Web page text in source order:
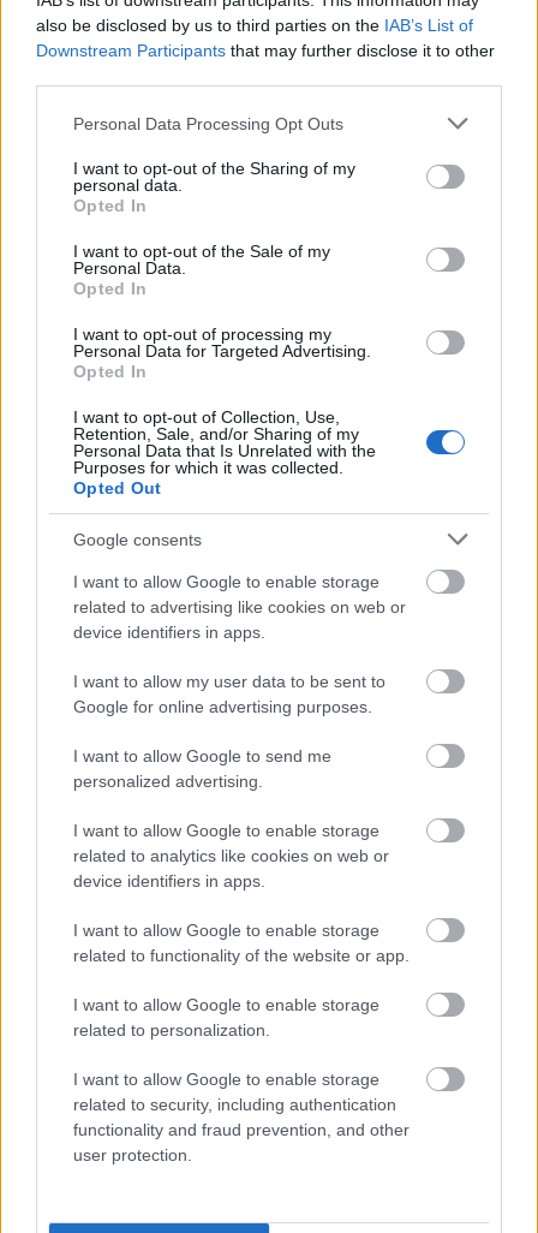
also be disclosed by us to third parties on the IAB’s List of
Downstream Participants that may further disclose it to other
Please note that this website/app uses one or more Google
not limited to your visit or usage behaviour. You may click to
grant or deny consent to Google and its third-party tags to
use your data for below specified purposes in below Google
consent section.
Personal Data Processing Opt Outs
I want to opt-out of the Sharing of my
personal data.
Opted In
I want to opt-out of the Sale of my
Personal Data.
Opted In
I want to opt-out of processing my
Personal Data for Targeted Advertising.
Opted In
I want to opt-out of Collection, Use,
Retention, Sale, and/or Sharing of my
Personal Data that Is Unrelated with the
Purposes for which it was collected.
Opted Out
Google consents
I want to allow Google to enable storage
related to advertising like cookies on web or
device identifiers in apps.
I want to allow my user data to be sent to
Google for online advertising purposes.
I want to allow Google to send me
personalized advertising.
I want to allow Google to enable storage
related to analytics like cookies on web or
device identifiers in apps.
I want to allow Google to enable storage
related to functionality of the website or app.
I want to allow Google to enable storage
related to personalization.
I want to allow Google to enable storage
related to security, including authentication
functionality and fraud prevention, and other
user protection.
Címkék:jatek thriller cameron diaz brad pitt
ridley scott javier bardem intercom cormac mccarthy
michael fassbender edgar ramirez
Ajánlott bejegyzések:
usa box office: toy's play
usa box office: kis kedvencek
magyar box office: a szörnyek koldusa